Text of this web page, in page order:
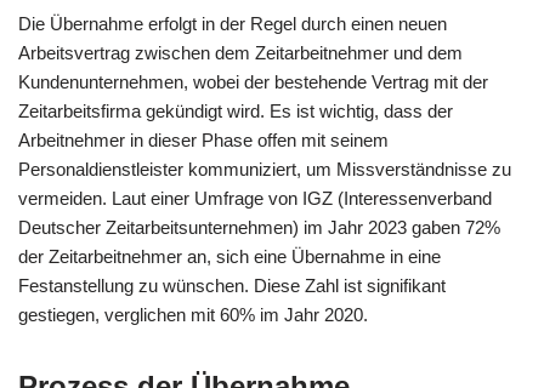
Die Übernahme erfolgt in der Regel durch einen neuen
Arbeitsvertrag zwischen dem Zeitarbeitnehmer und dem
Kundenunternehmen, wobei der bestehende Vertrag mit der
Zeitarbeitsfirma gekündigt wird. Es ist wichtig, dass der
Arbeitnehmer in dieser Phase offen mit seinem
Personaldienstleister kommuniziert, um Missverständnisse zu
vermeiden. Laut einer Umfrage von IGZ (Interessenverband
Deutscher Zeitarbeitsunternehmen) im Jahr 2023 gaben 72%
der Zeitarbeitnehmer an, sich eine Übernahme in eine
Festanstellung zu wünschen. Diese Zahl ist signifikant
gestiegen, verglichen mit 60% im Jahr 2020.